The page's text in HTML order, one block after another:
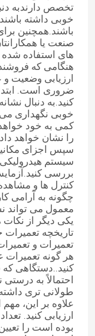
موتور پرکینز
موتور ویچای
موتور استفاده
قطعات موتور دیزل
سر سیلندر موتور
قطعات بیل
مینی بیل مکانیکی
رولر لرزش
بکهو لودر
تخصص دارندبه
خوبی داشته
باشند.همچنین
صنعت یا
های استفاده شده
هنگامی که
ارزیابی وضعیت
ضروری است.
کنید.به دنبال
خوبی نگهداری
کمی به خود
را نشان خواهد
سپس اجزای
سیستم
بررسی
کنترل ها و
چگونه به آرامی
معمول می تواند
یکی دیگر از نکات
تاریخچه
تعمیرات و
هر گونه
کنید..دستگاهی
احتمالاً به
طولانی تری
علاوه بر این،
ارزیابی کنید.
بوده است را